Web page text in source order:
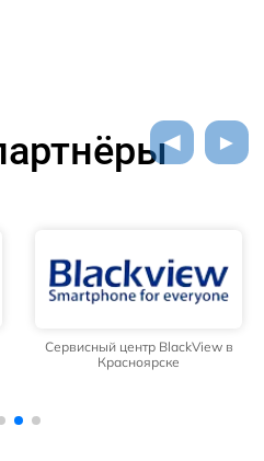
Сервисный центр BlackView в
Красноярске